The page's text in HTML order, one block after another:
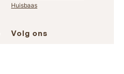
Huisbaas
Volg ons